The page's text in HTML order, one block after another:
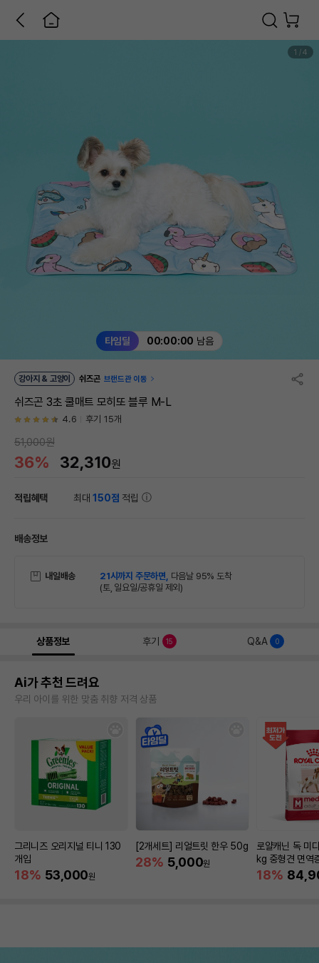
타임딜 00:00:00 남음
1 /4
강아지 & 고양이 쉬즈곤 브랜드관 이동
쉬즈곤 3초 쿨매트 모히또 블루 M-L
4.6 후기 15개
51,000원
36% 32,310원
적립혜택 최대150점 적립
배송정보
내일배송 21시까지 주문하면, 다음날 95% 도착
(토, 일요일/공휴일 제외)
상품정보 후기 15 Q&A 0
Ai가 추천 드려요
우리 아이를 위한 맞춤 취향 저격 상품
그리니즈 오리지널 티니 130
개입
18% 53,000원
[2개세트] 리얼트릿 한우 50g
28% 5,000원
로얄캐닌 독 미
kg 중형견 면역
18%